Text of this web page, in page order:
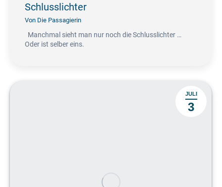
Schlusslichter
Von Die Passagierin
Manchmal sieht man nur noch die Schlusslichter …
Oder ist selber eins.
JULI
3